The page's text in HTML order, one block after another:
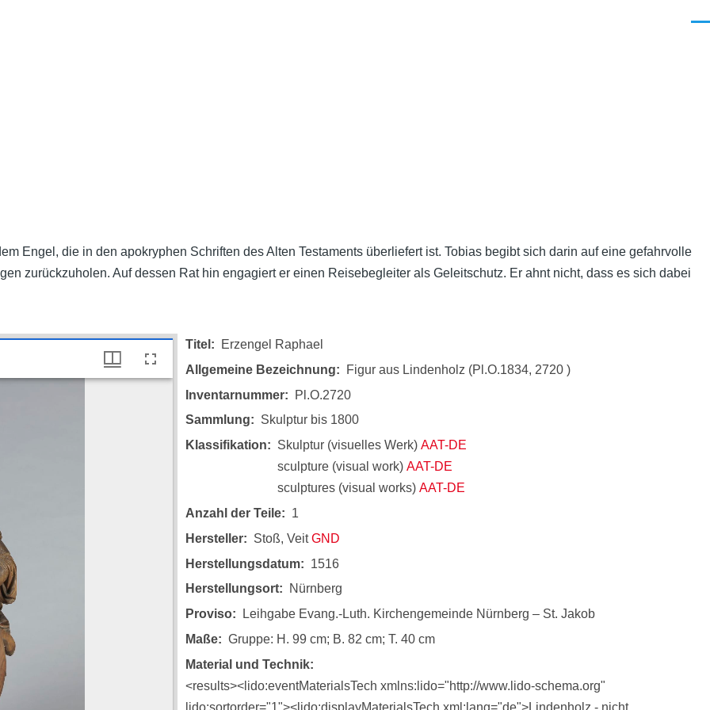
Engel, die in den apokryphen Schriften des Alten Testaments überliefert ist. Tobias begibt sich darin auf eine gefahrvolle
zurückzuholen. Auf dessen Rat hin engagiert er einen Reisebegleiter als Geleitschutz. Er ahnt nicht, dass es sich dabei
Titel
Erzengel Raphael
Allgemeine Bezeichnung
Figur aus Lindenholz (Pl.O.1834, 2720 )
Inventarnummer
Pl.O.2720
Sammlung
Skulptur bis 1800
Klassifikation
Skulptur (visuelles Werk) AAT-DE
sculpture (visual work) AAT-DE
sculptures (visual works) AAT-DE
Anzahl der Teile
1
Hersteller
Stoß, VeitGND
Herstellungsdatum
1516
Herstellungsort
Nürnberg
Proviso
Leihgabe Evang.-Luth. Kirchengemeinde Nürnberg – St. Jakob
Maße
Gruppe: H. 99 cm; B. 82 cm; T. 40 cm
Material und Technik
<results><lido:eventMaterialsTech xmlns:lido="http://www.lido-schema.org"
lido:sortorder="1"><lido:displayMaterialsTech xml:lang="de">Lindenholz - nicht